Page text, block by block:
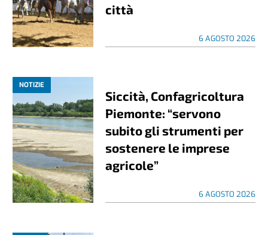
città
6 AGOSTO 2026
NOTIZIE
Siccità, Confagricoltura
Piemonte: “servono
subito gli strumenti per
sostenere le imprese
agricole”
6 AGOSTO 2026